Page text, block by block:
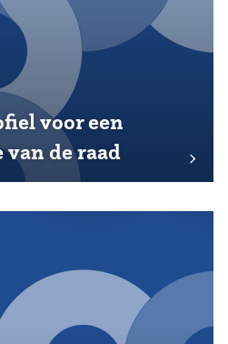
voor een
de raad